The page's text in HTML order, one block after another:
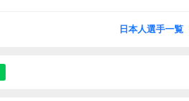
日本人選手一覧